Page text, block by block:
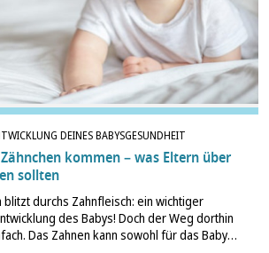
DEINES BABYSGESUNDHEIT
kommen – was Eltern über
sollten
blitzt durchs Zahnfleisch: ein wichtiger
des Babys! Doch der Weg dorthin
Das Zahnen kann sowohl für das Baby